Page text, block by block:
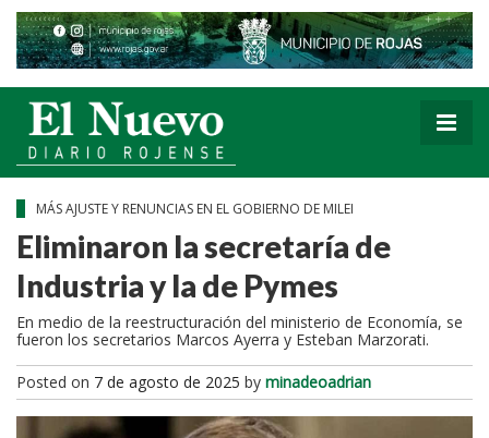
MÁS AJUSTE Y RENUNCIAS EN EL GOBIERNO DE MILEI
Eliminaron la secretaría de
Industria y la de Pymes
En medio de la reestructuración del ministerio de Economía, se
fueron los secretarios Marcos Ayerra y Esteban Marzorati.
Posted on 7 de agosto de 2025 by minadeoadrian